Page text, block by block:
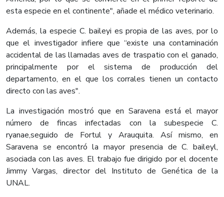
esta especie en el continente", añade el médico veterinario.
Además, la especie C. baileyi es propia de las aves, por lo
que el investigador infiere que “existe una contaminación
accidental de las llamadas aves de traspatio con el ganado,
principalmente por el sistema de producción del
departamento, en el que los corrales tienen un contacto
directo con las aves".
La investigación mostró que en Saravena está el mayor
número de fincas infectadas con la subespecie C.
ryanae,seguido de Fortul y Arauquita. Así mismo, en
Saravena se encontró la mayor presencia de C. baileyl,
asociada con las aves. El trabajo fue dirigido por el docente
Jimmy Vargas, director del Instituto de Genética de la
UNAL.